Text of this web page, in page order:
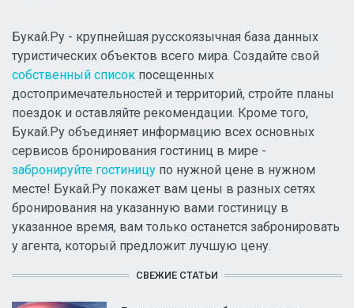
Букай.Ру - крупнейшая русскоязычная база данных
туристических объектов всего мира. Создайте свой
собственный список посещенных
достопримечательностей и территорий, стройте планы
поездок и оставляйте рекомендации. Кроме того,
Букай.Ру объединяет информацию всех основных
сервисов бронирования гостиниц в мире -
забронируйте гостиницу по нужной цене в нужном
месте! Букай.Ру покажет вам цены в разных сетях
бронирования на указанную вами гостиницу в
указанное время, вам только останется забронировать
у агента, который предложит лучшую цену.
СВЕЖИЕ СТАТЬИ